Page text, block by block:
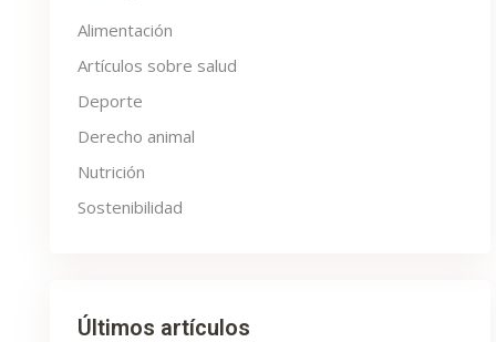
Alimentación
Artículos sobre salud
Deporte
Derecho animal
Nutrición
Sostenibilidad
Últimos artículos